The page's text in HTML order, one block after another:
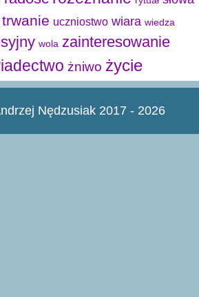
trwanie uczniostwo wiara wiedza
wola zainteresowanie
żniwo życie
Nędzusiak 2017 - 2026